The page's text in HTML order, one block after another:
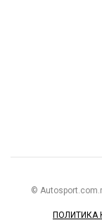
©
ПОЛИТИКА